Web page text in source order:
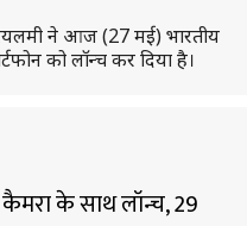
ने आज (27 मई) भारतीय
को लॉन्च कर दिया है।
के साथ लॉन्च, 29